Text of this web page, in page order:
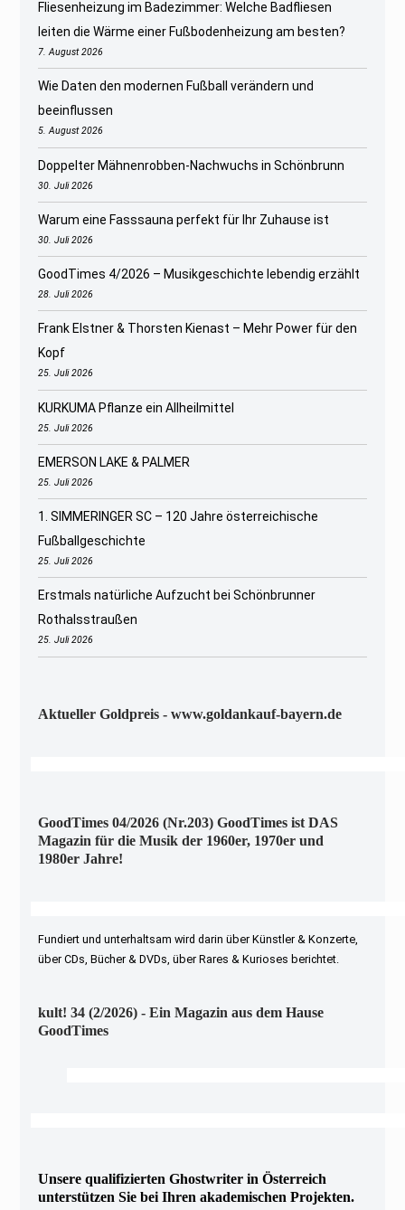
Fliesenheizung im Badezimmer: Welche Badfliesen
leiten die Wärme einer Fußbodenheizung am besten?
7. August 2026
Wie Daten den modernen Fußball verändern und
beeinflussen
5. August 2026
Doppelter Mähnenrobben-Nachwuchs in Schönbrunn
30. Juli 2026
Warum eine Fasssauna perfekt für Ihr Zuhause ist
30. Juli 2026
GoodTimes 4/2026 – Musikgeschichte lebendig erzählt
28. Juli 2026
Frank Elstner & Thorsten Kienast – Mehr Power für den
Kopf
25. Juli 2026
KURKUMA Pflanze ein Allheilmittel
25. Juli 2026
EMERSON LAKE & PALMER
25. Juli 2026
1. SIMMERINGER SC – 120 Jahre österreichische
Fußballgeschichte
25. Juli 2026
Erstmals natürliche Aufzucht bei Schönbrunner
Rothalsstraußen
25. Juli 2026
Aktueller Goldpreis - www.goldankauf-bayern.de
GoodTimes 04/2026 (Nr.203) GoodTimes ist DAS
Magazin für die Musik der 1960er, 1970er und
1980er Jahre!
Fundiert und unterhaltsam wird darin über Künstler & Konzerte,
über CDs, Bücher & DVDs, über Rares & Kurioses berichtet.
kult! 34 (2/2026) - Ein Magazin aus dem Hause
GoodTimes
Unsere qualifizierten Ghostwriter in Österreich
unterstützen Sie bei Ihren akademischen Projekten.